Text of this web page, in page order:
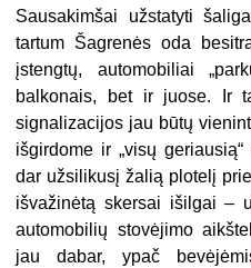
Sausakimšai užstatyti
tartum Šagrenės oda
įstengtų, automobiliai
balkonais, bet ir juose. Ir
signalizacijos jau būtų
išgirdome ir „visų
dar užsilikusį žalią plotelį
išvažinėtą skersai išilgai –
automobilių stovėjimo
jau dabar, ypač